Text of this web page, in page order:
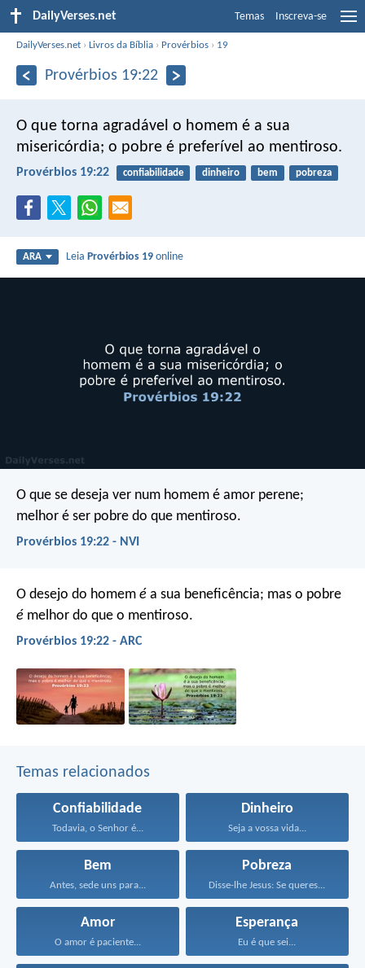
DailyVerses.net Temas Inscreva-se
DailyVerses.net ›Livros da Bíblia › Provérbios › 19
Provérbios 19:22
O que torna agradável o homem é a sua
misericórdia; o pobre é preferível ao mentiroso.
Provérbios 19:22 confiabilidade dinheiro bem pobreza
ARA LeiaProvérbios 19 online
O que se deseja ver num homem é amor perene;
melhor é ser pobre do que mentiroso.
Provérbios 19:22 - NVI
O desejo do homem é a sua beneficência; mas o pobre
é melhor do que o mentiroso.
Provérbios 19:22 - ARC
Temas relacionados
Confiabilidade
Todavia, o Senhor é...
Dinheiro
Seja a vossa vida...
Bem
Antes, sede uns para...
Pobreza
Disse-lhe Jesus: Se queres...
Amor
O amor é paciente...
Esperança
Eu é que sei...